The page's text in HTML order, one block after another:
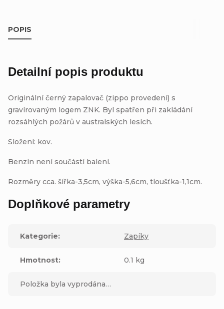
POPIS
Detailní popis produktu
Originální černý zapalovač (zippo provedení) s
gravírovaným logem ZNK. Byl spatřen při zakládání
rozsáhlých požárů v australských lesích.
Složení: kov.
Benzín není součástí balení.
Rozměry cca. šířka-3,5cm, výška-5,6cm, tloušťka-1,1cm.
Doplňkové parametry
Kategorie: Zapíky
Hmotnost: 0.1 kg
Položka byla vyprodána…